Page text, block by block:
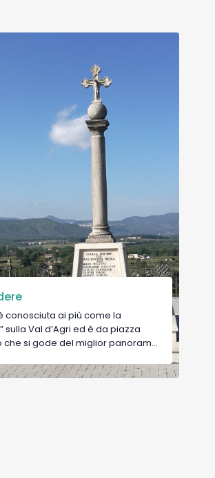
conosciuta ai più come la
sulla Val d’Agri ed è da piazza
che si gode del miglior panorama
il belvedere cittadino si affaccia